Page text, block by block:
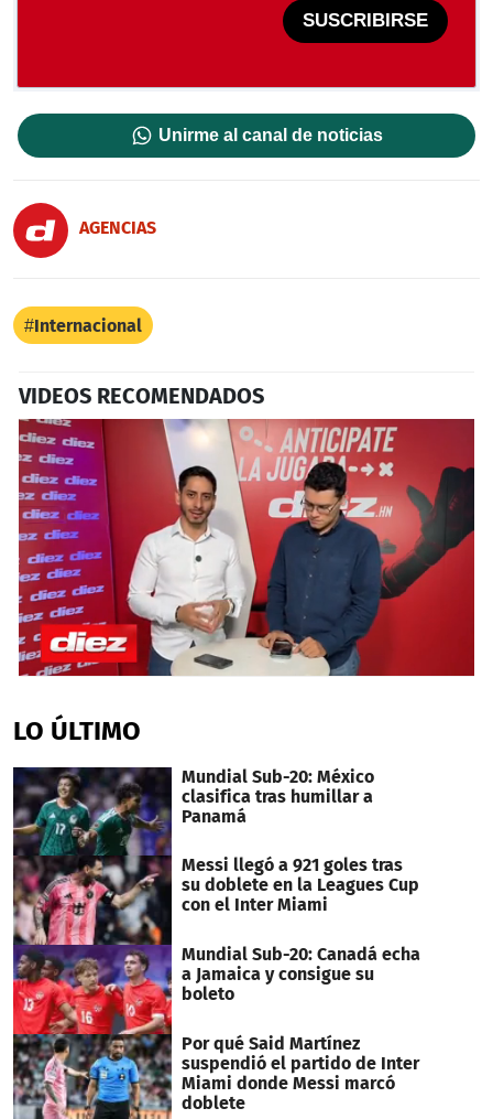
SUSCRIBIRSE
Unirme al canal de noticias
AGENCIAS
Internacional
VIDEOS RECOMENDADOS
of
10
47
seconds
LO ÚLTIMO
Mundial Sub-20: México
clasifica tras humillar a
Panamá
Messi llegó a 921 goles tras
su doblete en la Leagues Cup
con el Inter Miami
Mundial Sub-20: Canadá echa
a Jamaica y consigue su
boleto
Por qué Said Martínez
suspendió el partido de Inter
Miami donde Messi marcó
doblete